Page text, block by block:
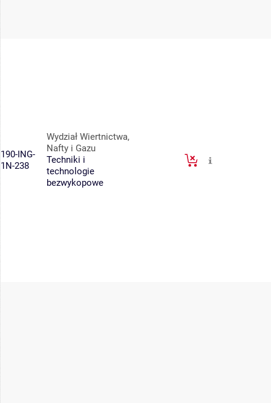
190-ING-
1N-238
Wydział Wiertnictwa,
Nafty i Gazu
Techniki i
technologie
bezwykopowe